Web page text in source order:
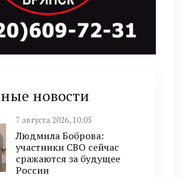
новости
7 августа 2026, 10:05
Людмила Боброва:
участники СВО сейчас
сражаются за будущее
России